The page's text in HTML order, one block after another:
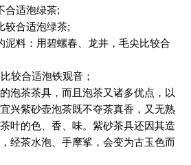
适泡绿茶;
合适泡绿茶;
料：用碧螺春、龙井，毛尖比较合
合适泡铁观音；
茶茶具，而且泡茶又诸多优点，以
兴紫砂壶泡茶既不夺茶真香，又无熟
叶的色、香、味。紫砂茶具还因其造
经茶水泡、手摩挲，会变为古玉色而